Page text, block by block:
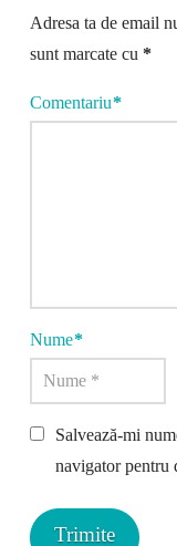
Adresa ta de email
sunt marcate cu *
Comentariu*
Nume*
Salvează-mi
navigator pentru